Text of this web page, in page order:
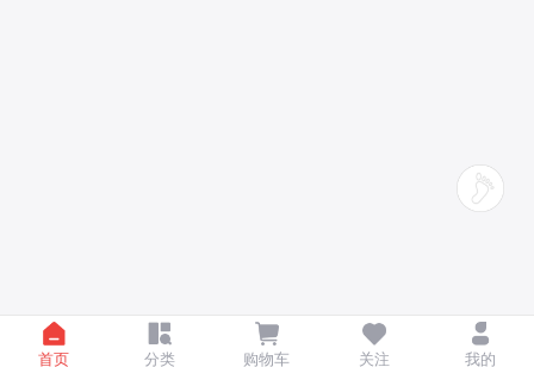
首页 分类 购物车 关注 我的